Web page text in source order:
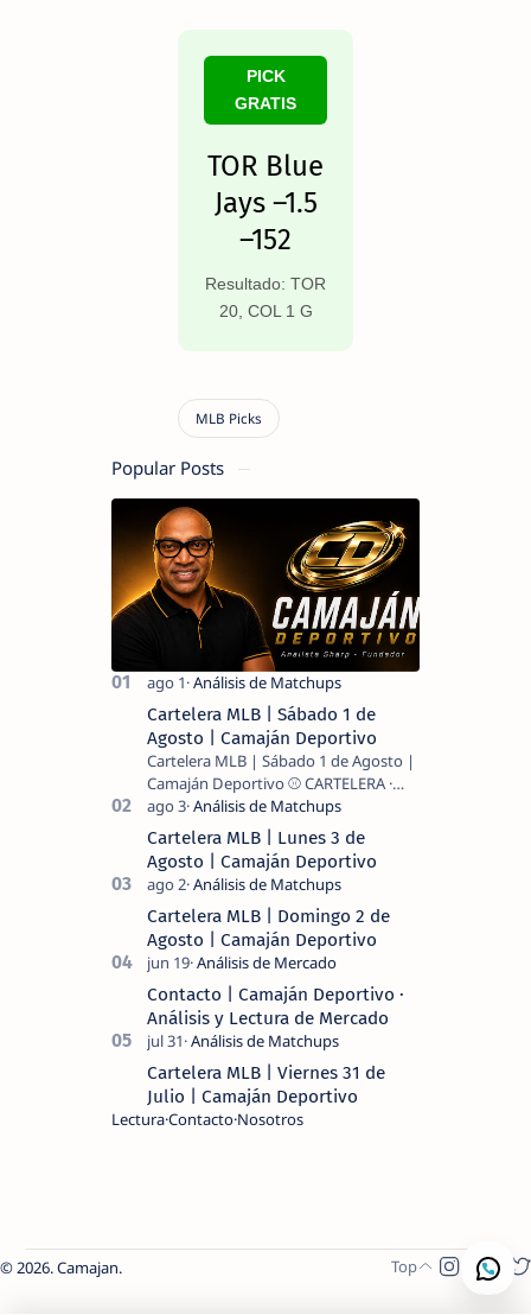
PICK
GRATIS
TOR Blue
Jays –1.5
–152
Resultado: TOR
20, COL 1 G
Popular Posts
Cartelera MLB | Sábado 1 de
Agosto | Camaján Deportivo
Cartelera MLB | Sábado 1 de Agosto |
Camaján Deportivo ⚾ CARTELERA ·
Cartelera MLB | Lunes 3 de
Agosto | Camaján Deportivo
Cartelera MLB | Domingo 2 de
Agosto | Camaján Deportivo
Contacto | Camaján Deportivo ·
Análisis y Lectura de Mercado
Cartelera MLB | Viernes 31 de
Julio | Camaján Deportivo
LecturaContacto Nosotros
2026.Camajan.